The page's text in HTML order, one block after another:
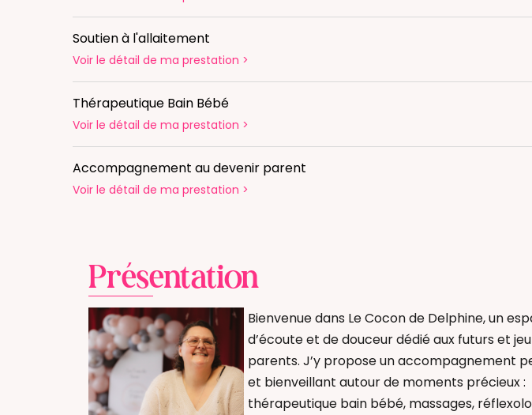
Soutien à l'allaitement
Voir le détail de ma prestation >
Thérapeutique Bain Bébé
Voir le détail de ma prestation >
Accompagnement au devenir parent
Voir le détail de ma prestation >
Présentation
Bienvenue dans Le Cocon de Delphine, un
d’écoute et de douceur dédié aux futurs et
parents. J’y propose un accompagnement
et bienveillant autour de moments précieux :
thérapeutique bain bébé, massages,